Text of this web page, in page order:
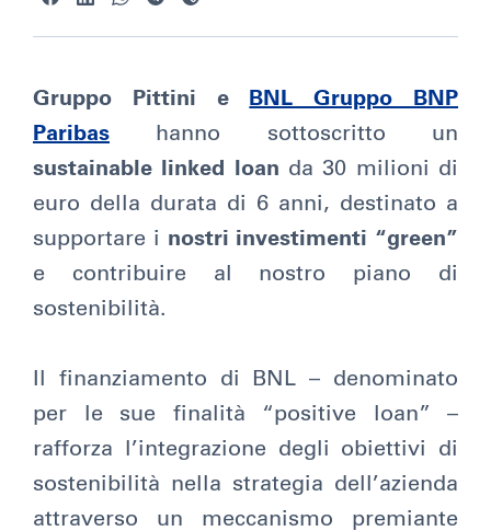
Gruppo Pittini e
BNL Gruppo BNP
Paribas hanno sottoscritto un
sustainable linked loan da 30 milioni di
euro della durata di 6 anni, destinato a
supportare i nostri investimenti “green”
e contribuire al nostro piano di
sostenibilità.
Il finanziamento di BNL – denominato
per le sue finalità “positive loan” –
rafforza l’integrazione degli obiettivi di
sostenibilità nella strategia dell’azienda
attraverso un meccanismo premiante